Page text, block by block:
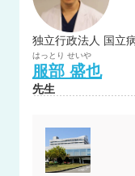
独立行政法人 国立
はっとり せいや
服部 盛也
先生